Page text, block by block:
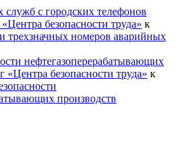
с городских телефонов
безопасности труда» к
трехзначных номеров аварийных
нефтегазоперерабатывающих
«Центра безопасности труда» к
производств